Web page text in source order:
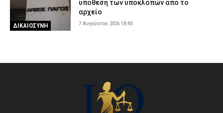
ΔΙΚΑΙΟΣΥΝΗ
υπόθεση των υποκλοπών από το
αρχείο
7 Αυγούστου 2026 18:40